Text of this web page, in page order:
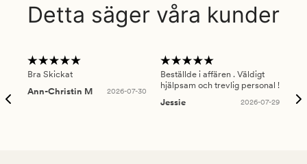
Detta säger våra kunder
Bra Skickat
Ann-Christin M
2026-07-30
Beställde i affären . Väldigt
hjälpsam och trevlig personal !
Jessie
2026-07-29